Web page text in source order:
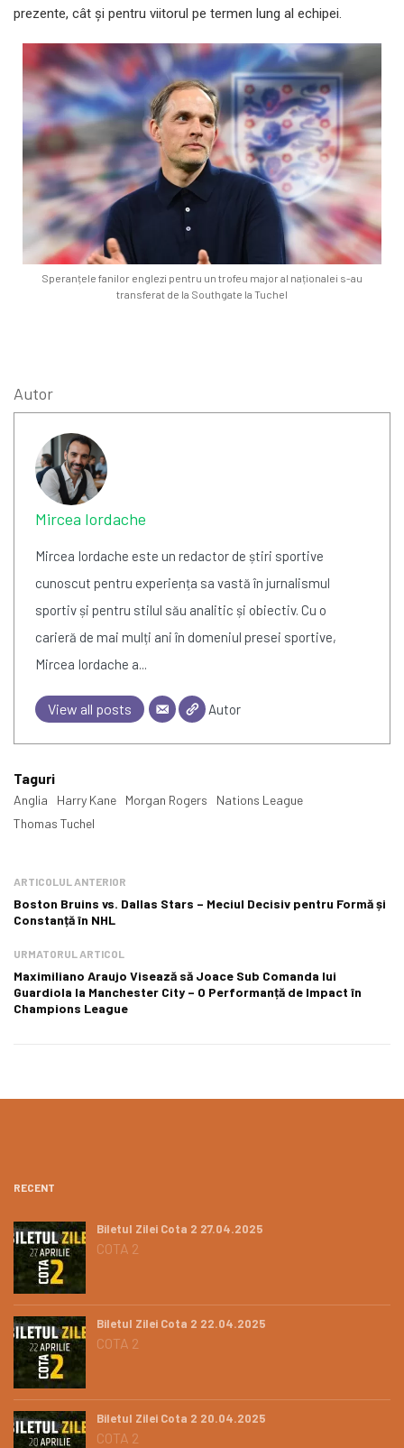
prezente, cât și pentru viitorul pe termen lung al echipei.
Speranțele fanilor englezi pentru un trofeu major al naționalei s-au
transferat de la Southgate la Tuchel
Autor
Mircea Iordache
Mircea Iordache este un redactor de știri sportive
cunoscut pentru experiența sa vastă în jurnalismul
sportiv și pentru stilul său analitic și obiectiv. Cu o
carieră de mai mulți ani în domeniul presei sportive,
Mircea Iordache a...
View all posts Autor
Taguri
Anglia Harry Kane Morgan Rogers
Nations League
Thomas Tuchel
ARTICOLUL ANTERIOR
Boston Bruins vs. Dallas Stars – Meciul Decisiv pentru Formă și
Constanță în NHL
URMATORUL ARTICOL
Maximiliano Araujo Visează să Joace Sub Comanda lui
Guardiola la Manchester City – O Performanță de Impact în
Champions League
RECENT
Biletul Zilei Cota 2 27.04.2025
COTA 2
Biletul Zilei Cota 2 22.04.2025
COTA 2
Biletul Zilei Cota 2 20.04.2025
COTA 2